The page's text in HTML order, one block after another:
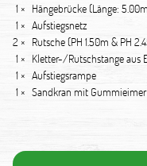
1 × Hängebrücke (Länge:
1 × Aufstiegsnetz
2 × Rutsche (PH 1.50m & PH
1 × Kletter-/Rutschstange aus
1 × Aufstiegsrampe
1 × Sandkran mit Gummieimer